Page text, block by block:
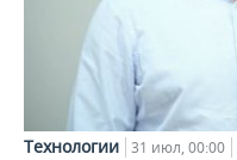
Технологии 31 июл, 00:00